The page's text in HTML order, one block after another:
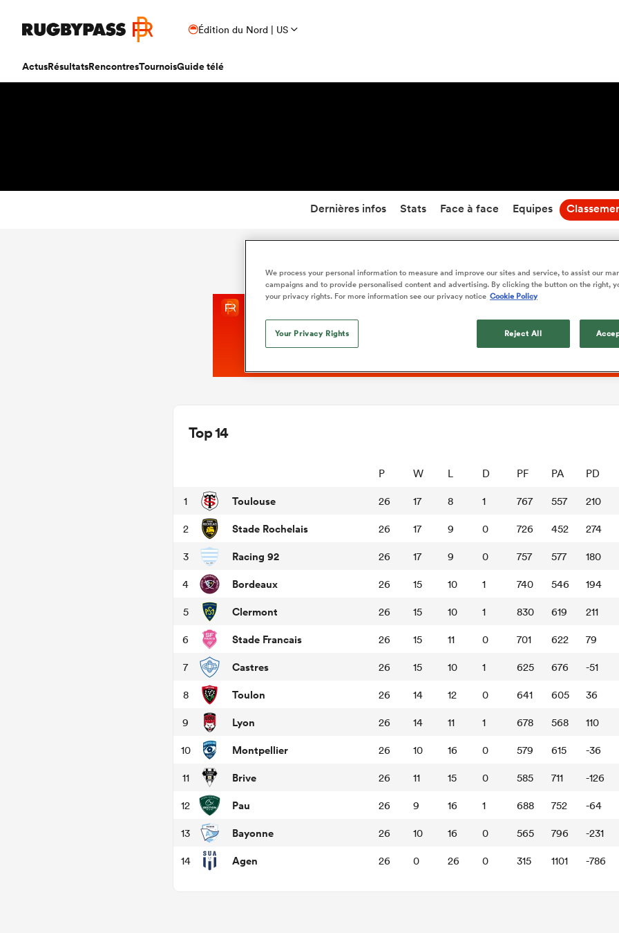
Édition du Nord | US
ActusRésultatsRencontresTournoisGuide télé
Dernières infos Stats Face à face Equipes
Top 14
P W L D PF PA PD
1 Toulouse 26 17 8 1 767 557 210
2 Stade Rochelais 26 17 9 0 726 452 274
3 Racing 92 26 17 9 0 757 577 180
4 Bordeaux 26 15 10 1 740 546 194
5 Clermont 26 15 10 1 830 619 211
6 Stade Francais 26 15 11 0 701 622 79
7 Castres 26 15 10 1 625 676 -51
8 Toulon 26 14 12 0 641 605 36
9 Lyon 26 14 11 1 678 568 110
10 Montpellier 26 10 16 0 579 615 -36
11 Brive 26 11 15 0 585 711 -126
12 Pau 26 9 16 1 688 752 -64
13 Bayonne 26 10 16 0 565 796 -231
14 Agen 26 0 26 0 315 1101 -786
We process your personal information to measure and improve our sites and service, to assist our
campaigns and to provide personalised content and advertising. By clicking the button on the right,
your privacy rights. For more information see our privacy notice Cookie Policy
Your Privacy Rights Reject All